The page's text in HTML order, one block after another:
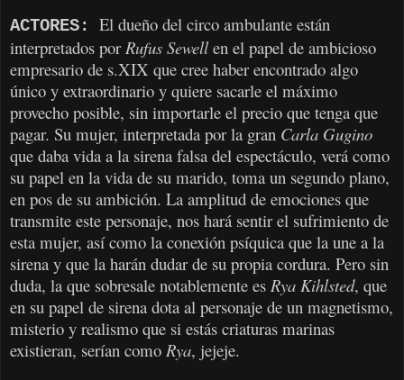
ACTORES: El dueño del circo ambulante están
interpretados por Rufus Sewell en el papel de ambicioso
empresario de s.XIX que cree haber encontrado algo
único y extraordinario y quiere sacarle el máximo
provecho posible, sin importarle el precio que tenga que
pagar. Su mujer, interpretada por la gran Carla Gugino
que daba vida a la sirena falsa del espectáculo, verá como
su papel en la vida de su marido, toma un segundo plano,
en pos de su ambición. La amplitud de emociones que
transmite este personaje, nos hará sentir el sufrimiento de
esta mujer, así como la conexión psíquica que la une a la
sirena y que la harán dudar de su propia cordura. Pero sin
duda, la que sobresale notablemente es Rya Kihlsted, que
en su papel de sirena dota al personaje de un magnetismo,
misterio y realismo que si estás criaturas marinas
existieran, serían como Rya, jejeje.